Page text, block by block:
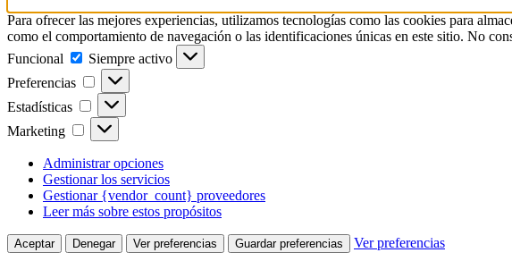
Para ofrecer las mejores experiencias, utilizamos tecnologías como las cookies para
como el comportamiento de navegación o las identificaciones únicas en este sitio. No
Funcional
Funcional
Siempre activo
Preferencias
Preferencias
Estadísticas Estadísticas
Marketing Marketing
Administrar opciones
Gestionar los servicios
Gestionar {vendor_count} proveedores
Leer más sobre estos propósitos
Aceptar Denegar Ver preferencias Guardar preferencias Ver preferencias